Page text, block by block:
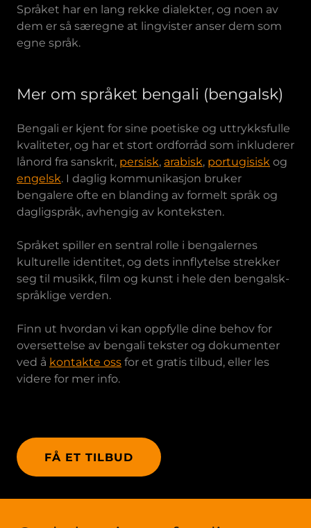
Språket har en lang rekke dialekter, og noen av
dem er så særegne at lingvister anser dem som
egne språk.
Mer om språket bengali (bengalsk)
Bengali er kjent for sine poetiske og uttrykksfulle
kvaliteter, og har et stort ordforråd som inkluderer
lånord fra sanskrit, persisk, arabisk, portugisisk og
engelsk. I daglig kommunikasjon bruker
bengalere ofte en blanding av formelt språk og
dagligspråk, avhengig av konteksten.
Språket spiller en sentral rolle i bengalernes
kulturelle identitet, og dets innflytelse strekker
seg til musikk, film og kunst i hele den bengalsk-
språklige verden.
Finn ut hvordan vi kan oppfylle dine behov for
oversettelse av bengali tekster og dokumenter
ved å kontakte oss for et gratis tilbud, eller les
videre for mer info.
FÅ ET TILBUD